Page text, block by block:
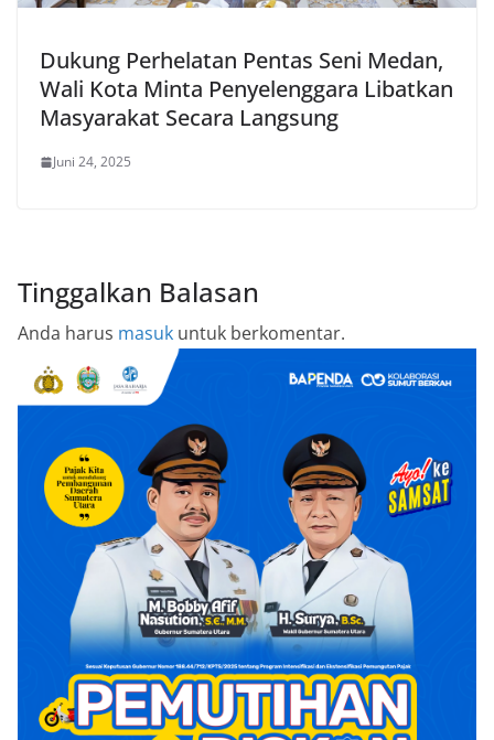
Dukung Perhelatan Pentas Seni Medan,
Wali Kota Minta Penyelenggara Libatkan
Masyarakat Secara Langsung
Juni 24, 2025
Tinggalkan Balasan
Anda harus masuk untuk berkomentar.